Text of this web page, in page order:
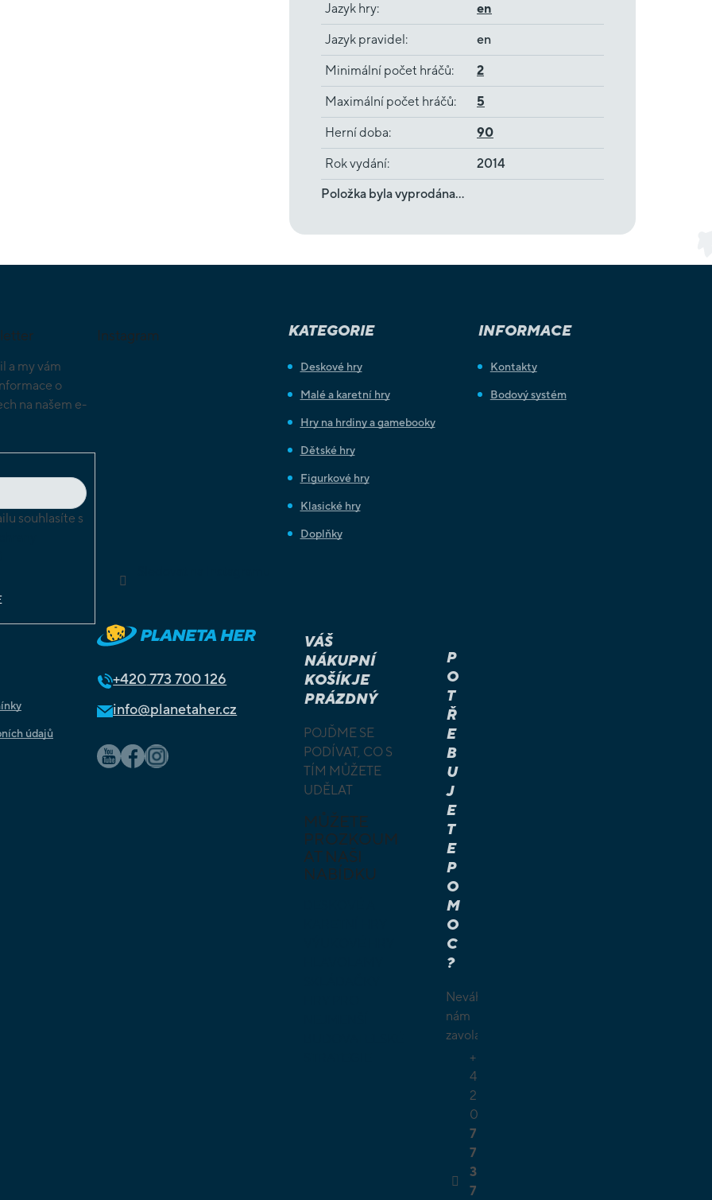
Jazyk hry: en
Jazyk pravidel: en
Minimální počet hráčů: 2
Maximální počet hráčů: 5
Herní doba: 90
Rok vydání:
2014
Položka byla vyprodána…
a my vám
o
na našem e-
souhlasíte s
Instagram KATEGORIE
Deskové hry
Malé a karetní hry
Hry na hrdiny a gamebooky
Dětské hry
Figurkové hry
Klasické hry
Doplňky
INFORMACE
Kontakty
Bodový systém
údajů
+420773 700 126
info@planetaher.cz
VÁŠ
NÁKUPNÍ
KOŠÍK JE
PRÁZDNÝ
POJĎME SE
PODÍVAT, CO S
TÍM MŮŽETE
UDĚLAT
MŮŽETE
PROZKOUM
AT NAŠI
NABÍDKU
P
O
T
Ř
E
B
U
J
E
T
E
P
O
M
O
C
?
Neváhejte
nám
zavolat.
+
4
2
0
7
7
3
7